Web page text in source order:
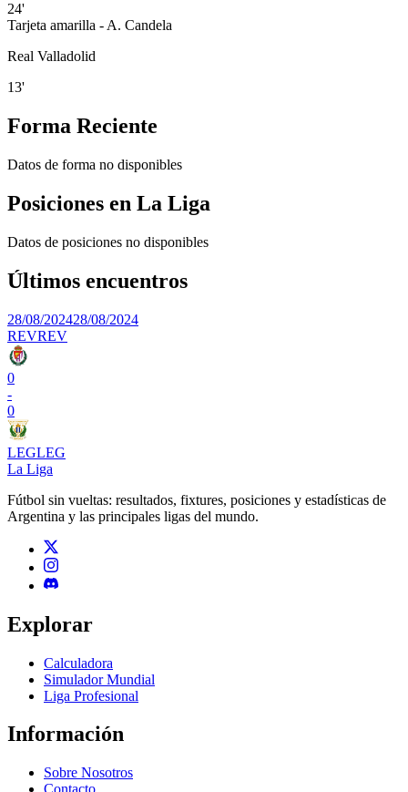
24'
Tarjeta amarilla - A. Candela
Real Valladolid
13'
Forma Reciente
Datos de forma no disponibles
Posiciones en La Liga
Datos de posiciones no disponibles
Últimos encuentros
28/08/202428/08/2024
REVREV
0
-
0
LEGLEG
La Liga
Fútbol sin vueltas: resultados, fixtures, posiciones y estadísticas de
Argentina y las principales ligas del mundo.
Explorar
Calculadora
Simulador Mundial
Liga Profesional
Información
Sobre Nosotros